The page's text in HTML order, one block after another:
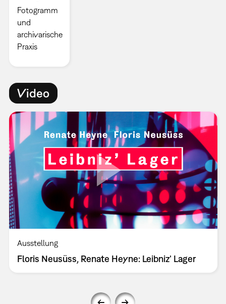
Fotogramm
und
archivarische
Praxis
Video
Ausstellung
Floris Neusüss, Renate Heyne: Leibniz’ Lager